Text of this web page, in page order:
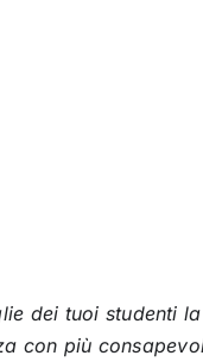
dei tuoi studenti
con più